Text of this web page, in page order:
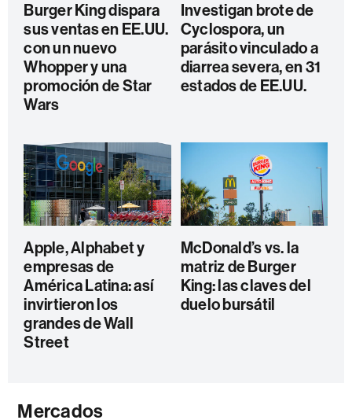
Burger King dispara
sus ventas en EE.UU.
con un nuevo
Whopper y una
promoción de Star
Wars
Investigan brote de
Cyclospora, un
parásito vinculado a
diarrea severa, en 31
estados de EE.UU.
Apple, Alphabet y
empresas de
América Latina: así
invirtieron los
grandes de Wall
Street
McDonald’s vs. la
matriz de Burger
King: las claves del
duelo bursátil
Mercados